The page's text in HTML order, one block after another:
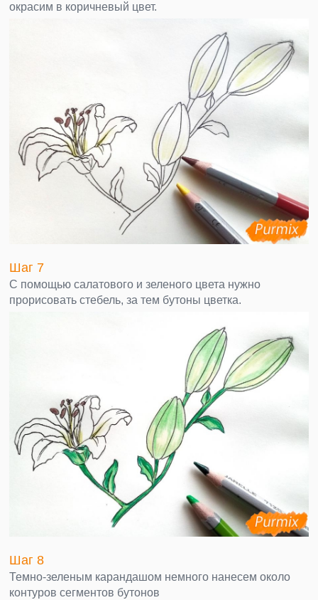
окрасим в коричневый цвет.
Шаг 7
С помощью салатового и зеленого цвета нужно
прорисовать стебель, за тем бутоны цветка.
Шаг 8
Темно-зеленым карандашом немного нанесем около
контуров сегментов бутонов